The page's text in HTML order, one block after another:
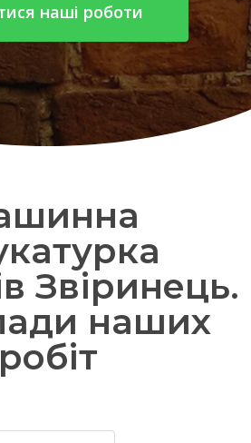
наші роботи
Звіринець.
наших
робіт